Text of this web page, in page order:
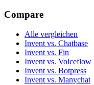
Compare
Alle vergleichen
Invent vs. Chatbase
Invent vs. Fin
Invent vs. Voiceflow
Invent vs. Botpress
Invent vs. Manychat